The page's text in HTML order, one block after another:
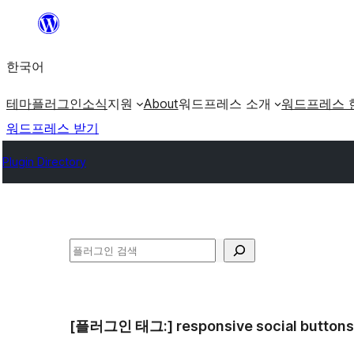
츠
로
로
가
한국어
테마플러그인소식지원 About워드프레스 소개 워드프레스
워드프레스 받기
Plugin Directory
검
[플러그인 태그:] responsive social buttons